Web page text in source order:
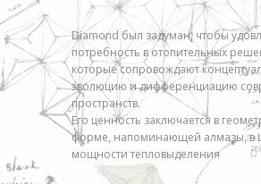
Diamond был задуман, чтобы
потребность в отопительных
которые сопровождают
эволюцию и дифференциацию
пространств.
Его ценность заключается в
форме, напоминающей алмазы, в
мощности тепловыделения